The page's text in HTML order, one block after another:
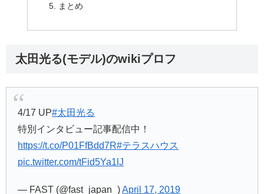
まとめ
太田光る(モデル)のwikiプロフ
4/17 UP#太田光る
特別インタビュー記事配信中！
https://t.co/P01FfBdd7R#テラスハウス
pic.twitter.com/tFid5Ya1lJ
— FAST (@fast_japan_)April 17, 2019